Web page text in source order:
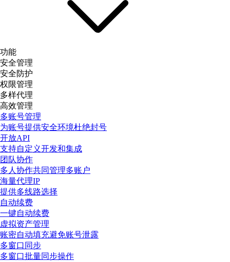
功能
安全管理
安全防护
权限管理
多样代理
高效管理
多账号管理
为账号提供安全环境杜绝封号
开放API
支持自定义开发和集成
团队协作
多人协作共同管理多账户
海量代理IP
提供多线路选择
自动续费
一键自动续费
虚拟资产管理
账密自动填充避免账号泄露
多窗口同步
多窗口批量同步操作